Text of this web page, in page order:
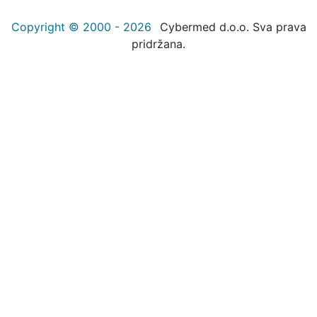
Copyright © 2000 - 2026
Cybermed d.o.o. Sva prava
pridržana.